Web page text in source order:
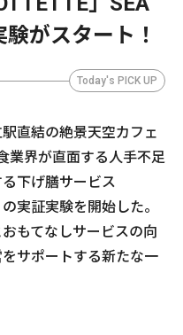
がスタート！
Today's PICK UP
直結の絶景天空カフェ
業界が直面する人手不足
下げ膳サービス
実証実験を開始した。
もてなしサービスの向
サポートする新たな一